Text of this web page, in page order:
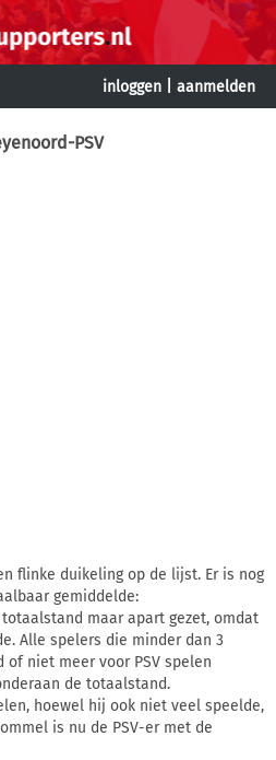
inloggen aanmelden
PSV
flinke duikeling op de lijst. Er is nog
gemiddelde:
maar apart gezet, omdat
Alle spelers die minder dan 3
niet meer voor PSV spelen
de totaalstand.
hoewel hij ook niet veel speelde,
is nu de PSV-er met de